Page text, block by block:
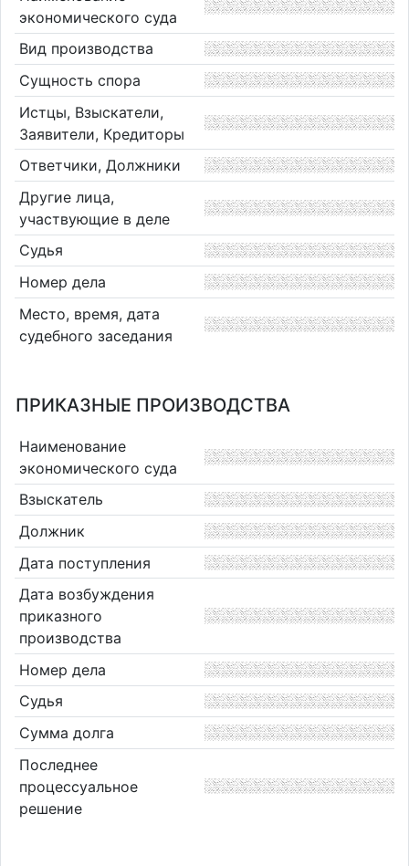
экономического суда
Вид производства
Сущность спора
Истцы, Взыскатели,
Заявители, Кредиторы
Ответчики, Должники
Другие лица,
участвующие в деле
Судья
Номер дела
Место, время, дата
судебного заседания
ПРИКАЗНЫЕ ПРОИЗВОДСТВА
Наименование
экономического суда
Взыскатель
Должник
Дата поступления
Дата возбуждения
приказного
производства
Номер дела
Судья
Сумма долга
Последнее
процессуальное
решение